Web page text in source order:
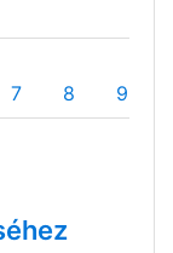
7 8 9